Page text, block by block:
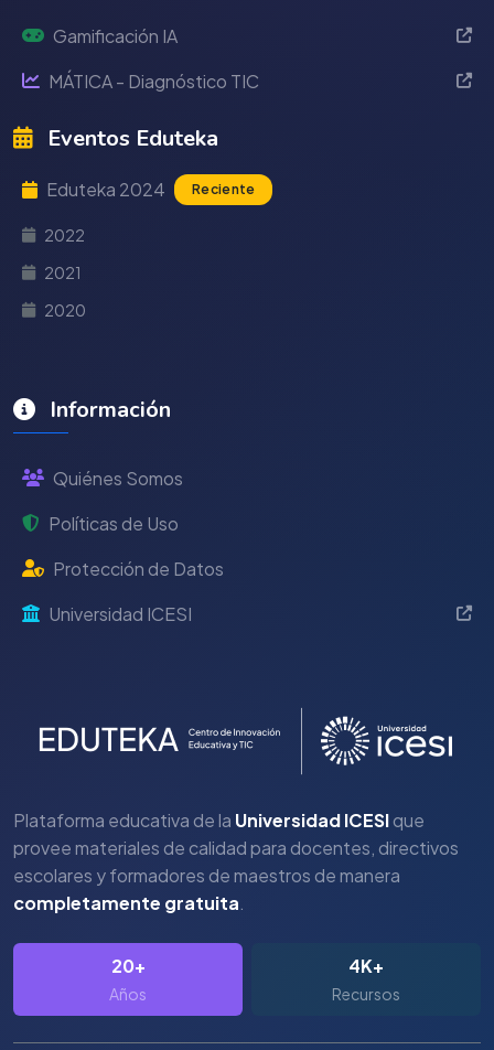
Gamificación IA
MÁTICA - Diagnóstico TIC
Eventos Eduteka
Eduteka 2024 Reciente
2022
2021
2020
Información
Quiénes Somos
Políticas de Uso
Protección de Datos
Universidad ICESI
Plataforma educativa de la Universidad ICESIque
provee materiales de calidad para docentes, directivos
escolares y formadores de maestros de manera
completamente gratuita.
20+
Años
4K+
Recursos